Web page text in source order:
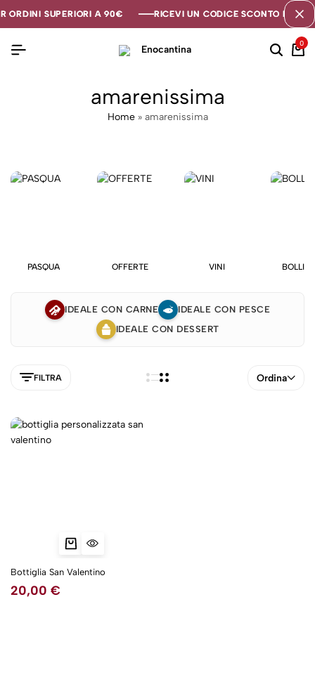
ORDINI SUPERIORI A 90€ RICEVI UN CODICE SCONTO DI 5€
ORDINI SUPERIORI A 90€ RICEVI UN CODICE SCONTO DI 5€
ORDINI SUPERIORI A 90€ RICEVI UN CODICE SCONTO DI 5€
0
amarenissima
Home» amarenissima
PASQUA OFFERTE VINI
IDEALE CON CARNE
IDEALE CON PESCE
IDEALE CON DESSERT
FILTRA Ordina
Bottiglia San Valentino
20,00 €